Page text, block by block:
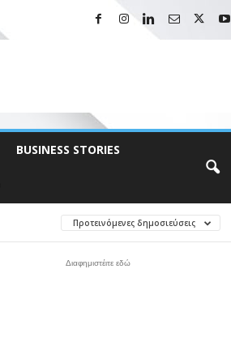
BUSINESS STORIES
Προτεινόμενες δημοσιεύσεις
Διαφημιστέιτε εδώ